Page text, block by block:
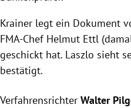
Krainer legt ein Dokument
FMA-Chef Helmut Ettl
geschickt hat. Laszlo sieht
bestätigt.
Verfahrensrichter Walter